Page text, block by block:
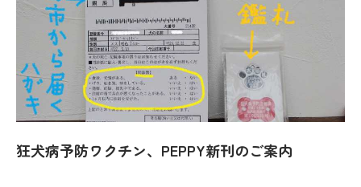
狂犬病予防ワクチン、PEPPY新刊のご案内